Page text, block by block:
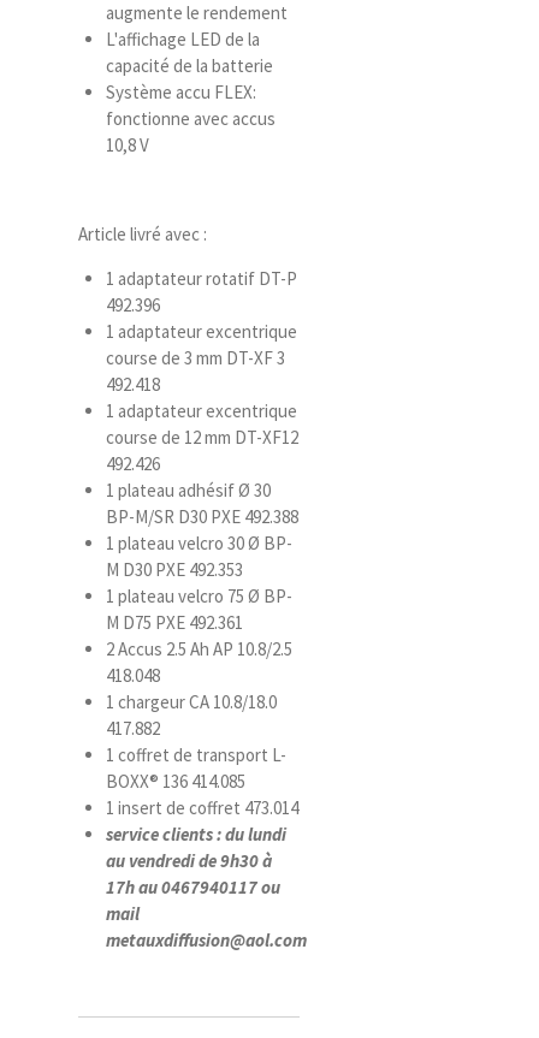
augmente le rendement
L'affichage LED de la
capacité de la batterie
Système accu FLEX:
fonctionne avec accus
10,8 V
Article livré avec :
1 adaptateur rotatif DT-P
492.396
1 adaptateur excentrique
course de 3 mm DT-XF 3
492.418
1 adaptateur excentrique
course de 12 mm DT-XF12
492.426
1 plateau adhésif Ø 30
BP-M/SR D30 PXE 492.388
1 plateau velcro 30 Ø BP-
M D30 PXE 492.353
1 plateau velcro 75 Ø BP-
M D75 PXE 492.361
2 Accus 2.5 Ah AP 10.8/2.5
418.048
1 chargeur CA 10.8/18.0
417.882
1 coffret de transport L-
BOXX® 136 414.085
1 insert de coffret 473.014
service clients : du lundi
au vendredi de 9h30 à
17h au 0467940117 ou
mail
metauxdiffusion@aol.com